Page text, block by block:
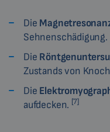
Die
Sehnenschädigung.
Die
Zustands von
Die
aufdecken. [7]